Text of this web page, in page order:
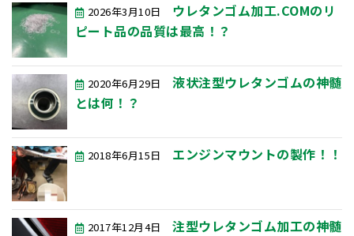
2026年3月10日
ウレタンゴム加工.COMのリ
ピート品の品質は最高！？
2020年6月29日
液状注型ウレタンゴムの神髄
とは何！？
2018年6月15日 エンジンマウントの製作！！
2017年12月4日 注型ウレタンゴム加工の神髄